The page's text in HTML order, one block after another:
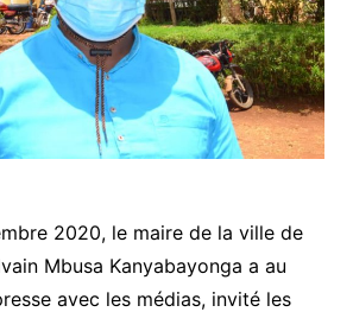
2020, le maire de la ville de
Mbusa Kanyabayonga a au
avec les médias, invité les